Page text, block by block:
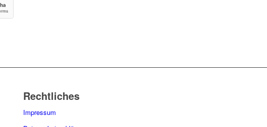
Rechtliches
Impressum